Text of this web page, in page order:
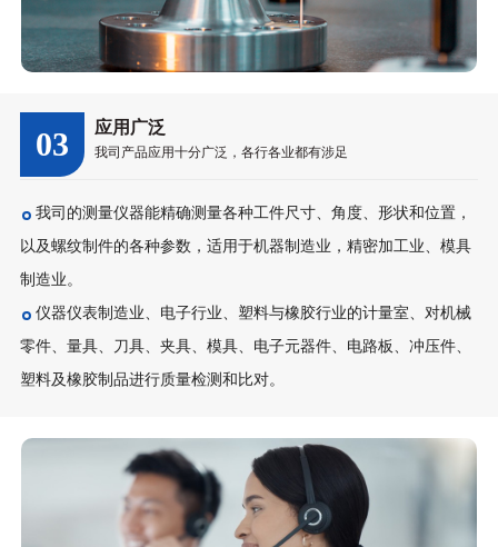
03 应用广泛
我司产品应用十分广泛，各行各业都有涉足
我司的测量仪器能精确测量各种工件尺寸、角度、形状和位置，
以及螺纹制件的各种参数，适用于机器制造业，精密加工业、模具
制造业。
仪器仪表制造业、电子行业、塑料与橡胶行业的计量室、对机械
零件、量具、刀具、夹具、模具、电子元器件、电路板、冲压件、
塑料及橡胶制品进行质量检测和比对。